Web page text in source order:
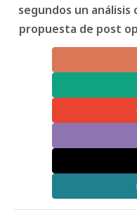
segundos un
propuesta de post